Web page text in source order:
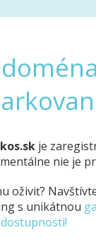
je
nie je
oživiť?
s unikátnou
dostupnosti!